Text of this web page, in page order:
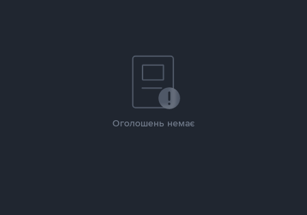
Оголошень немає